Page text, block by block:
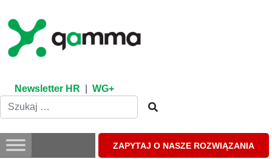
content
Newsletter HR WG+
ZAPYTAJ O NASZE ROZWIĄZANIA